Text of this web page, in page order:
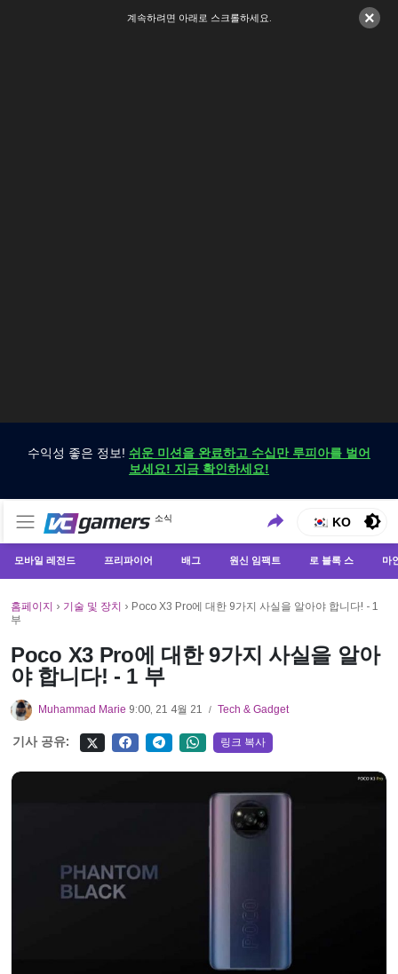
×
계속하려면 아래로 스크롤하세요.
수익성 좋은 정보! 쉬운 미션을 완료하고 수십만 루피아를 벌어
보세요! 지금 확인하세요!
VCGamers 뉴스
소식
VCGamers에서만 최신 게임 뉴스 받기
KO
모바일 레전드 프리파이어 배그 원신 임팩트 로 블록 스 마
홈페이지 › 기술 및 장치 › Poco X3 Pro에 대한 9가지 사실을 알아야 합니다! - 1
부
Poco X3 Pro에 대한 9가지 사실을 알아
야 합니다! - 1 부
Muhammad Marie 9:00, 21 4월 21 / Tech & Gadget
기사 공유: 링크 복사